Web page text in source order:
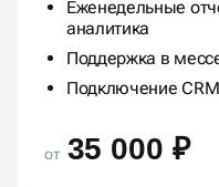
Еженедельные
аналитика
Поддержка в
Подключение CRM
от 35 000 ₽